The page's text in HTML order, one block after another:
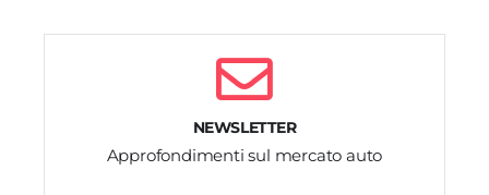
NEWSLETTER
Approfondimenti sul mercato auto